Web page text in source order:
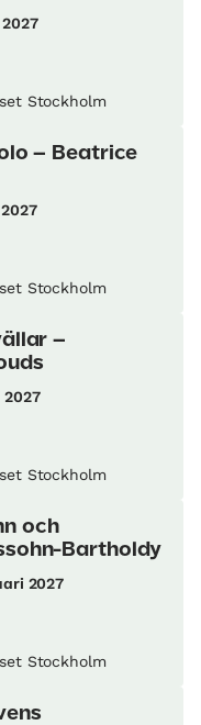
Stockholm
– Beatrice
Stockholm
–
Stockholm
och
Bartholdy
2027
Stockholm